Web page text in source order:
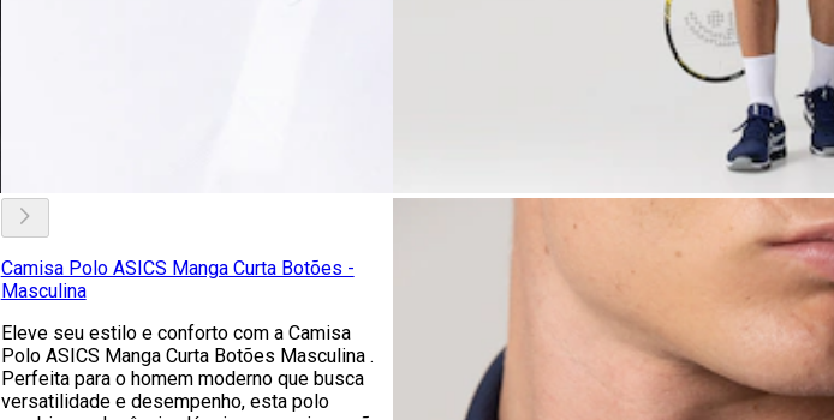
Camisa Polo ASICS Manga Curta Botões -
Masculina
Eleve seu estilo e conforto com a Camisa
Polo ASICS Manga Curta Botões Masculina .
Perfeita para o homem moderno que busca
versatilidade e desempenho, esta polo